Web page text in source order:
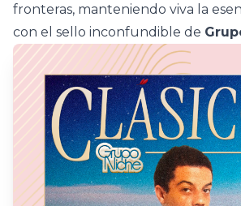
fronteras, manteniendo viva la
con el sello inconfundible de